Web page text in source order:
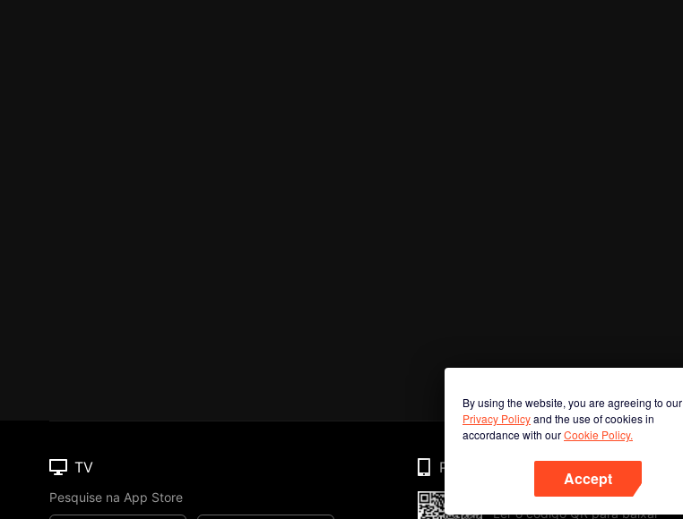
By using the website, you are agreeing to our
Privacy Policyand the use of cookies in
accordance with ourCookie Policy.
Accept
TV
Pesquise na App Store
Phone
Ler o código QR para baixar